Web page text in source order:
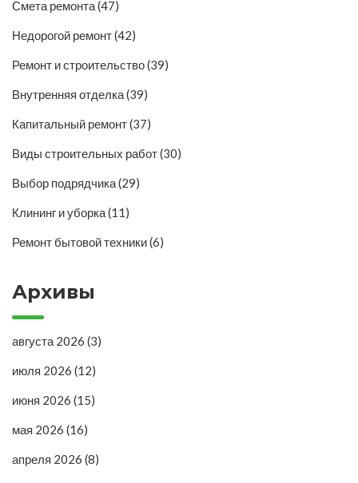
Смета ремонта(47)
Недорогой ремонт(42)
Ремонт и строительство(39)
Внутренняя отделка(39)
Капитальный ремонт(37)
Виды строительных работ(30)
Выбор подрядчика(29)
Клининг и уборка(11)
Ремонт бытовой техники(6)
Архивы
августа 2026 (3)
июля 2026 (12)
июня 2026 (15)
мая 2026 (16)
апреля 2026 (8)